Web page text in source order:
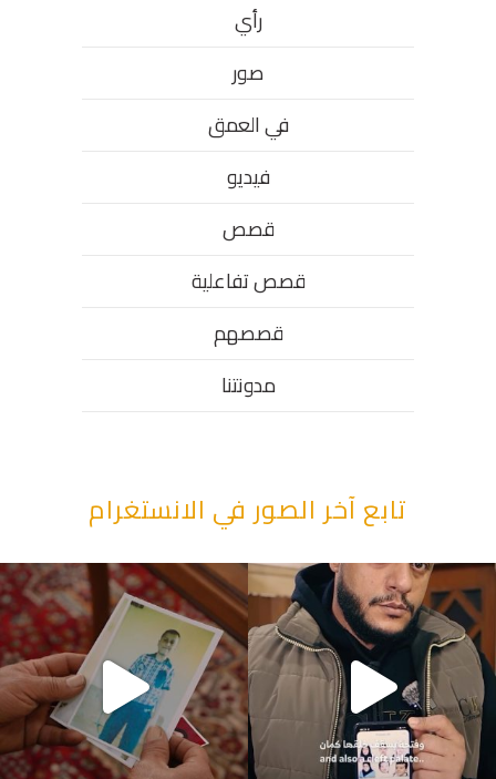
رأي
صور
في العمق
فيديو
قصص
قصص تفاعلية
قصصهم
مدونتنا
تابع آخر الصور في الانستغرام
“وقت بيمرق العيد.. ببكي.” ف